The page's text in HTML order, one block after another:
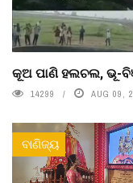
କୂଅ ପାଣି ହଲଚଲ, ଭୂ-
14299 AUG 09,
ବାଣିଜ୍ୟ